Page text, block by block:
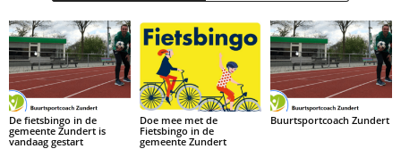
De fietsbingo in de
gemeente Zundert is
vandaag gestart
Doe mee met de
Fietsbingo in de
gemeente Zundert
Buurtsportcoach Zundert